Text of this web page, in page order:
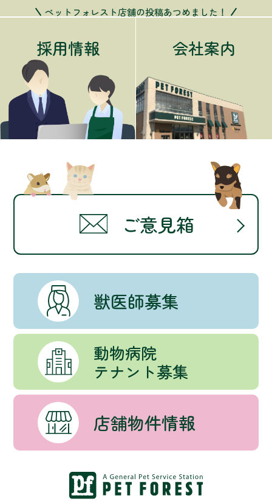
ペットフォレスト店舗の投稿あつめました！
採用情報 会社案内
ご意見箱
獣医師募集
動物病院
テナント募集
店舗物件情報